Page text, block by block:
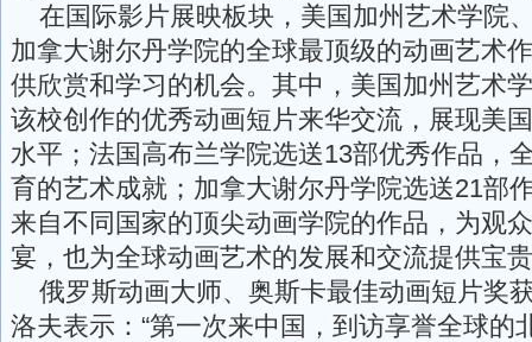
在国际影片展映板块，美国加州艺术学院
加拿大谢尔丹学院的全球最顶级的动画艺术
供欣赏和学习的机会。其中，美国加州艺术
该校创作的优秀动画短片来华交流，展现美
水平；法国高布兰学院选送13部优秀作品，
育的艺术成就；加拿大谢尔丹学院选送21部
来自不同国家的顶尖动画学院的作品，为观
宴，也为全球动画艺术的发展和交流提供宝
俄罗斯动画大师、奥斯卡最佳动画短片奖
洛夫表示：“第一次来中国，到访享誉全球的